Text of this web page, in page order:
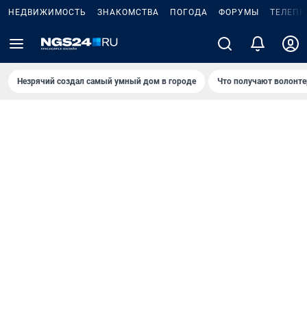
НЕДВИЖИМОСТЬ ЗНАКОМСТВА ПОГОДА ФОРУМЫ
Незрячий создал самый умный дом в городе Что получают